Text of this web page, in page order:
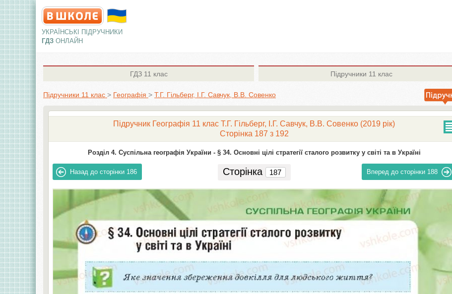
УКРАЇНСЬКІ ПІДРУЧНИКИ
ГДЗ ОНЛАЙН
ГДЗ11 клас Підручники 11 клас
Підручники 11 клас > Географія > Т.Г. Гільберг, І.Г. Савчук, В.В. Совенко
Підручник Географія 11 клас Т.Г. Гільберг, І.Г. Савчук, В.В. Совенко (2019 рік)
Сторінка 187 з 192
Розділ 4. Суспільна географія України - § 34. Основні цілі стратегії сталого розвитку у світі та в Україні
Назад до сторінки 186 Сторінка Вперед до сторінки 188